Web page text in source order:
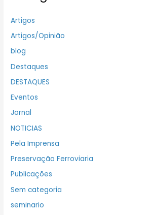
Artigos
Artigos/Opinião
blog
Destaques
DESTAQUES
Eventos
Jornal
NOTICIAS
Pela Imprensa
Preservação Ferroviaria
Publicações
Sem categoria
seminario